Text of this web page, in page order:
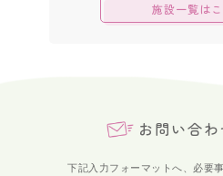
施設一覧は
お問い合
下記入力フォーマットへ、必要